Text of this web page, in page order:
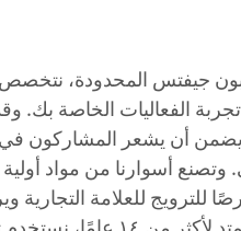
جيفتس المحدودة، نتخصص
الفعاليات الخاصة بك.
يضمن أن يشعر المشاركون في
أسوارنا من مواد
للترويج للعلامة